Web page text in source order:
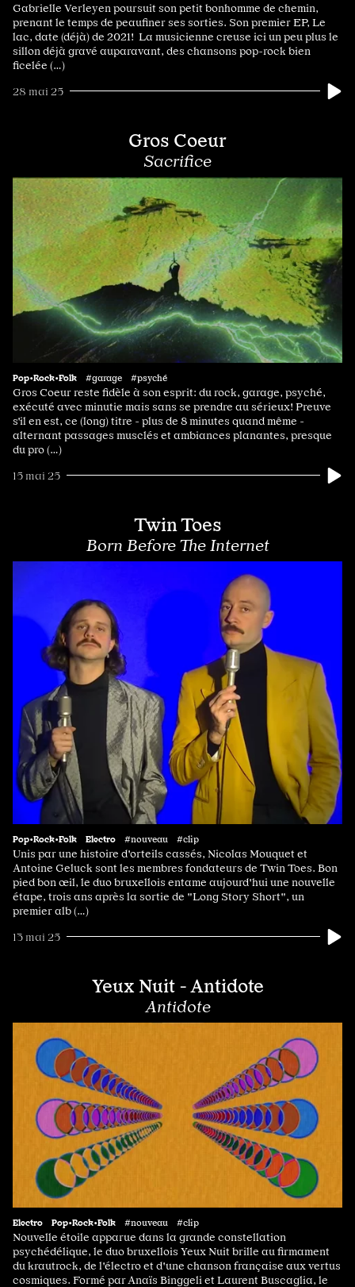
Gabrielle Verleyen poursuit son petit bonhomme de chemin,
prenant le temps de peaufiner ses sorties. Son premier EP, Le
lac, date (déjà) de 2021! La musicienne creuse ici un peu plus le
sillon déjà gravé auparavant, des chansons pop-rock bien
ficelée (…)
28 mai 25
Gros Coeur
Sacrifice
Pop•Rock•Folk #garage #psyché
Gros Coeur reste fidèle à son esprit: du rock, garage, psyché,
exécuté avec minutie mais sans se prendre au sérieux! Preuve
s'il en est, ce (long) titre - plus de 8 minutes quand même -
alternant passages musclés et ambiances planantes, presque
du pro (…)
15 mai 25
Twin Toes
Born Before The Internet
Pop•Rock•Folk Electro #nouveau #clip
Unis par une histoire d'orteils cassés, Nicolas Mouquet et
Antoine Geluck sont les membres fondateurs de Twin Toes. Bon
pied bon œil, le duo bruxellois entame aujourd'hui une nouvelle
étape, trois ans après la sortie de "Long Story Short", un
premier alb (…)
13 mai 25
Yeux Nuit - Antidote
Antidote
Electro Pop•Rock•Folk #nouveau #clip
Nouvelle étoile apparue dans la grande constellation
psychédélique, le duo bruxellois Yeux Nuit brille au firmament
du krautrock, de l'électro et d'une chanson française aux vertus
cosmiques. Formé par Anaïs Binggeli et Laurent Buscaglia, le